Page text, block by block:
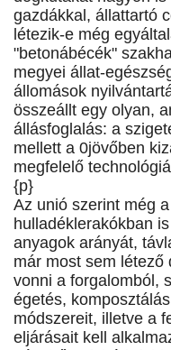
gazdákkal, állattartó
létezik-e még
"betonábécék"
megyei állat-
állomások
összeállt egy olyan,
állásfoglalás: a
mellett a 0jövőben
megfelelő
{p}
Az unió szerint még
hulladéklerakókban
anyagok arányát,
már most sem létező
vonni a forgalomból,
égetés,
módszereit, illetve a
eljárásait kell